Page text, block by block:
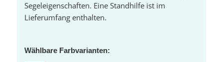
Segeleigenschaften. Eine Standhilfe ist im
Lieferumfang enthalten.
Wählbare Farbvarianten: